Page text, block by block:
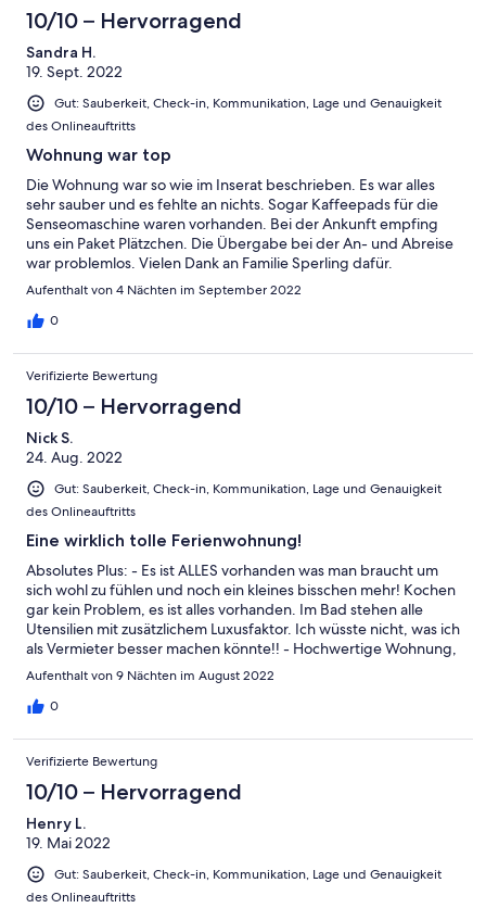
10/10 – Hervorragend
Sandra H.
19. Sept. 2022
Gut: Sauberkeit, Check-in, Kommunikation, Lage und Genauigkeit
des Onlineauftritts
Wohnung war top
Die Wohnung war so wie im Inserat beschrieben. Es war alles
sehr sauber und es fehlte an nichts. Sogar Kaffeepads für die
Senseomaschine waren vorhanden. Bei der Ankunft empfing
uns ein Paket Plätzchen. Die Übergabe bei der An- und Abreise
war problemlos. Vielen Dank an Familie Sperling dafür.
Aufenthalt von 4 Nächten im September 2022
0
Verifizierte Bewertung
10/10 – Hervorragend
Nick S.
24. Aug. 2022
Gut: Sauberkeit, Check-in, Kommunikation, Lage und Genauigkeit
des Onlineauftritts
Eine wirklich tolle Ferienwohnung!
Absolutes Plus: - Es ist ALLES vorhanden was man braucht um
sich wohl zu fühlen und noch ein kleines bisschen mehr! Kochen
gar kein Problem, es ist alles vorhanden. Im Bad stehen alle
Utensilien mit zusätzlichem Luxusfaktor. Ich wüsste nicht, was ich
als Vermieter besser machen könnte!! - Hochwertige Wohnung,
mit viel guter Technik und Schnickschnack. alles hat einwandfrei
funktioniert - Sehr sauber - Super nette Gastgeber - Tolle Lage,
man kann viel besuchen, zum See läuft man 2 min. - Kleine
die man selber steuern kann/darf - persönlicher Tipp : Essen
gehen in Geronimo - Parkmöglichkeit - Rollläden die abdunkeln
Contra: - Leider kein Garten oder viel Natur. Zum Feld oder See
ist es wirklich nicht weit, und trotzdem hat mir ein kleiner Garten
gefehlt ( Persönliche Vorliebe!) - Kleiner Kleiderschrank und
Esstisch. Zwei Leute sind die Absolute Obergrenze. - Die
Wände sind sehr hellhörig, die Nachbarn bekommt man mit, uns
hat es aber kaum gestört.
Aufenthalt von 9 Nächten im August 2022
0
Verifizierte Bewertung
10/10 – Hervorragend
Henry L.
19. Mai 2022
Gut: Sauberkeit, Check-in, Kommunikation, Lage und Genauigkeit
des Onlineauftritts